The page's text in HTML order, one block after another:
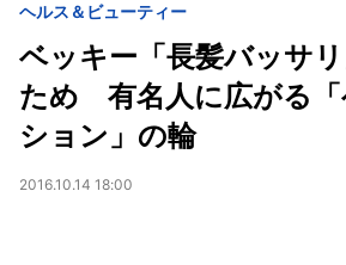
ヘルス＆ビューティー
ベッキー「長髪バッサ
ため 有名人に広がる「
ション」の輪
2016.10.14 18:00